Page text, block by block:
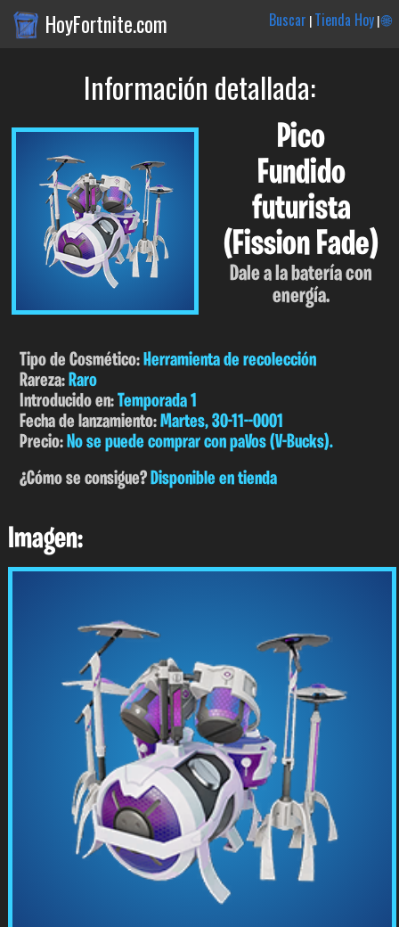
HoyFortnite.com Buscar |Tienda Hoy|🌐
Información detallada:
Pico
Fundido
futurista
(Fission Fade)
Dale a la batería con
energía.
Tipo de Cosmético:Herramienta de recolección
Rareza:Raro
Introducido en:Temporada 1
Fecha de lanzamiento:Martes, 30-11--0001
Precio:No se puede comprar con paVos (V-Bucks).
¿Cómo se consigue?Disponible en tienda
Imagen: